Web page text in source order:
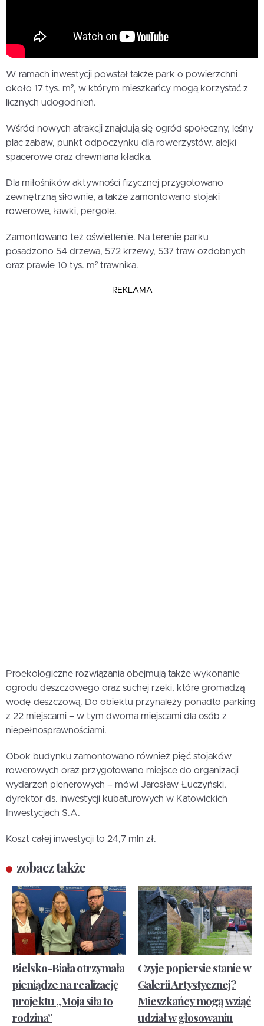
W ramach inwestycji powstał także park o powierzchni
około 17 tys. m², w którym mieszkańcy mogą korzystać z
licznych udogodnień.
Wśród nowych atrakcji znajdują się ogród społeczny, leśny
plac zabaw, punkt odpoczynku dla rowerzystów, alejki
spacerowe oraz drewniana kładka.
Dla miłośników aktywności fizycznej przygotowano
zewnętrzną siłownię, a także zamontowano stojaki
rowerowe, ławki, pergole.
Zamontowano też oświetlenie. Na terenie parku
posadzono 54 drzewa, 572 krzewy, 537 traw ozdobnych
oraz prawie 10 tys. m² trawnika.
REKLAMA
Proekologiczne rozwiązania obejmują także wykonanie
ogrodu deszczowego oraz suchej rzeki, które gromadzą
wodę deszczową. Do obiektu przynależy ponadto parking
z 22 miejscami – w tym dwoma miejscami dla osób z
niepełnosprawnościami.
Obok budynku zamontowano również pięć stojaków
rowerowych oraz przygotowano miejsce do organizacji
wydarzeń plenerowych – mówi Jarosław Łuczyński,
dyrektor ds. inwestycji kubaturowych w Katowickich
Inwestycjach S.A.
Koszt całej inwestycji to 24,7 mln zł.
zobacz także
Bielsko-Biała otrzymała
pieniądze na realizację
projektu „Moja siła to
rodzina”
Czyje popiersie stanie w
Galerii Artystycznej?
Mieszkańcy mogą wziąć
udział w głosowaniu